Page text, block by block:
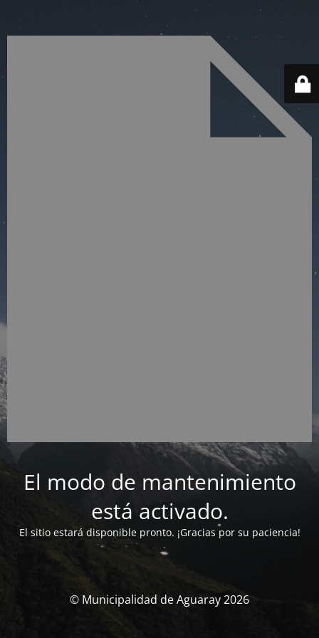
El modo de mantenimiento
está activado.
El sitio estará disponible pronto. ¡Gracias por su paciencia!
© Municipalidad de Aguaray 2026